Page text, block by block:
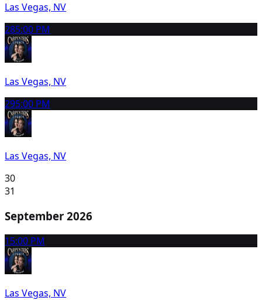
Las Vegas, NV
285:00 PM
Las Vegas, NV
295:00 PM
Las Vegas, NV
30
31
September 2026
15:00 PM
Las Vegas, NV